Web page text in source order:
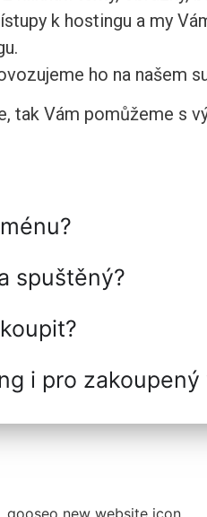
k hostingu a my
ho na našem
tak Vám pomůžeme s
spuštěný?
i pro zakoupený